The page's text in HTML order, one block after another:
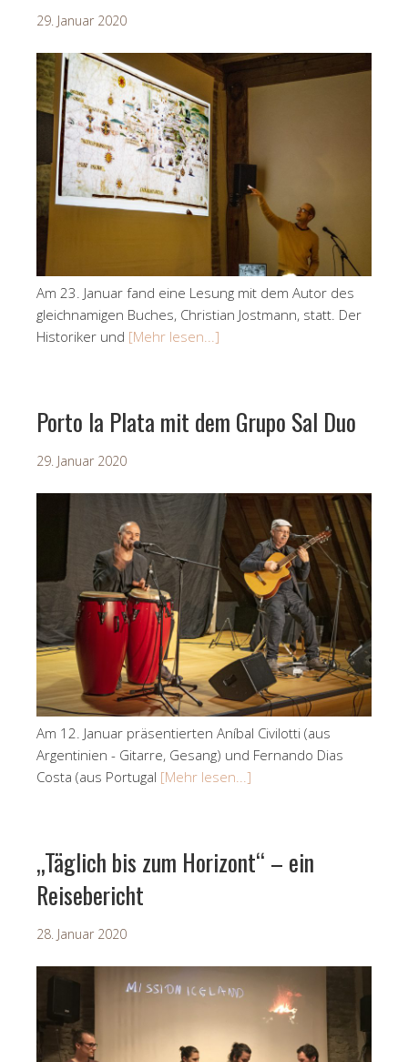
29. Januar 2020
Am 23. Januar fand eine Lesung mit dem Autor des
gleichnamigen Buches, Christian Jostmann, statt. Der
Historiker und [Mehr lesen...]
Porto la Plata mit dem Grupo Sal Duo
29. Januar 2020
Am 12. Januar präsentierten Aníbal Civilotti (aus
Argentinien - Gitarre, Gesang) und Fernando Dias
Costa (aus Portugal [Mehr lesen...]
„Täglich bis zum Horizont“ – ein
Reisebericht
28. Januar 2020